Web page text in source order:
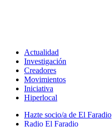
Actualidad
Investigación
Creadores
Movimientos
Iniciativa
Hiperlocal
Hazte socio/a de El Faradio
Radio El Faradio